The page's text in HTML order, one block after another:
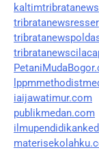
iaijawatimur.com
publikmedan.com